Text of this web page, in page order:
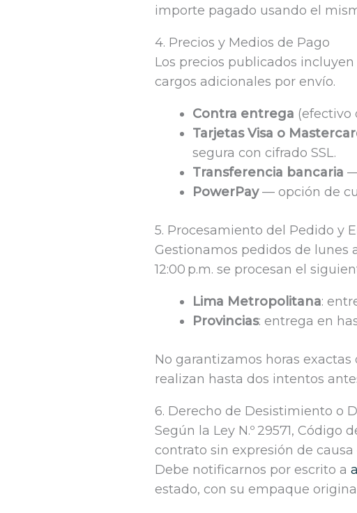
importe pagado usando el
4. Precios y Medios de Pago
Los precios publicados incluyen
cargos adicionales por envío.
Contra entrega (efectivo
Tarjetas Visa o
segura con cifrado SSL.
Transferencia bancaria
PowerPay— opción de
5. Procesamiento del Pedido y
Gestionamos pedidos de lunes
12:00 p.m. se procesan el
Lima Metropolitana:
Provincias: entrega en
No garantizamos horas
realizan hasta dos intentos
6. Derecho de Desistimiento o
Según la Ley N.º 29571,
contrato sin expresión de
Debe notificarnos por escrito a
estado, con su empaque